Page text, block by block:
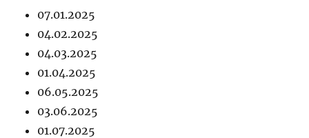
07.01.2025
04.02.2025
04.03.2025
01.04.2025
06.05.2025
03.06.2025
01.07.2025